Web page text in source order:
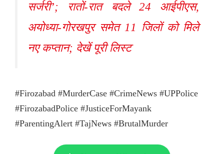
सर्जरी’; रातों-रात बदले 24 आईपीएस,
अयोध्या-गोरखपुर समेत 11 जिलों को मिले
नए कप्तान; देखें पूरी लिस्ट
#Firozabad #MurderCase #CrimeNews #UPPolice
#FirozabadPolice #JusticeForMayank
#ParentingAlert #TajNews #BrutalMurder